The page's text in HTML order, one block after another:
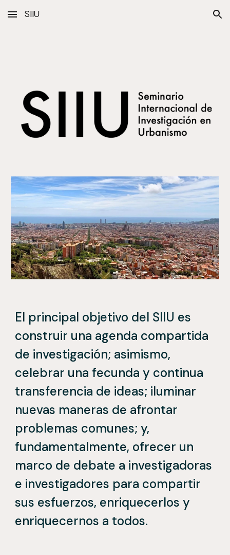
Skip to main content Skip to navigation
SIIU
El principal objetivo del SIIU es
construir una agenda compartida
de investigación; asimismo,
celebrar una fecunda y continua
transferencia de ideas; iluminar
nuevas maneras de afrontar
problemas comunes;y,
fundamentalmente, ofrecer un
marco de debate a investigadoras
e investigadores para compartir
sus esfuerzos, enriquecerlos y
enriquecernos a todos.